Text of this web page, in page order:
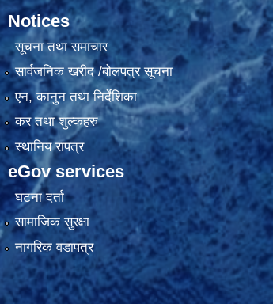
Notices
सूचना तथा समाचार
सार्वजनिक खरीद /बोलपत्र सूचना
एन, कानुन तथा निर्देशिका
कर तथा शुल्कहरु
स्थानिय रापत्र
eGov services
घटना दर्ता
सामाजिक सुरक्षा
नागरिक वडापत्र